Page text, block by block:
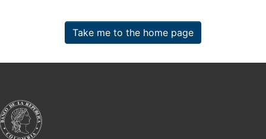
Take me to the home page